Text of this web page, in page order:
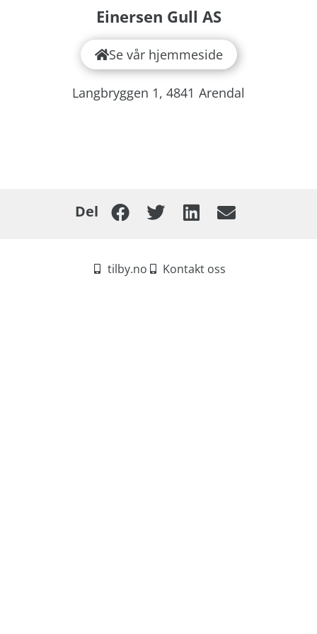
Einersen Gull AS
Se vår hjemmeside
Langbryggen 1, 4841 Arendal
Del
tilby.no Kontakt oss